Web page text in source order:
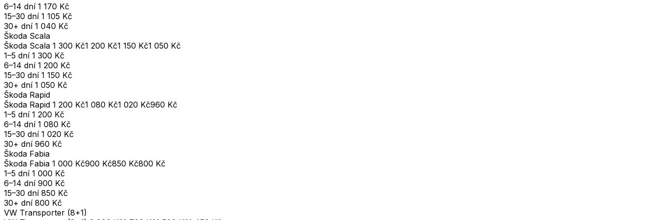
6–14 dní 1 170 Kč
15–30 dní 1 105 Kč
30+ dní 1 040 Kč
Škoda Scala
Škoda Scala 1 300 Kč1 200 Kč1 150 Kč1 050 Kč
1–5 dní 1 300 Kč
6–14 dní 1 200 Kč
15–30 dní 1 150 Kč
30+ dní 1 050 Kč
Škoda Rapid
Škoda Rapid 1 200 Kč1 080 Kč1 020 Kč960 Kč
1–5 dní 1 200 Kč
6–14 dní 1 080 Kč
15–30 dní 1 020 Kč
30+ dní 960 Kč
Škoda Fabia
Škoda Fabia 1 000 Kč900 Kč850 Kč800 Kč
1–5 dní 1 000 Kč
6–14 dní 900 Kč
15–30 dní 850 Kč
30+ dní 800 Kč
VW Transporter (8+1)